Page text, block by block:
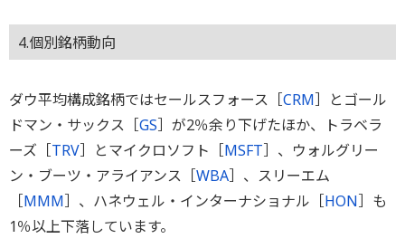
4.個別銘柄動向
ダウ平均構成銘柄ではセールスフォース［CRM］とゴール
ドマン・サックス［GS］が2％余り下げたほか、トラベラ
ーズ［TRV］とマイクロソフト［MSFT］、ウォルグリー
ン・ブーツ・アライアンス［WBA］、スリーエム
［MMM］、ハネウェル・インターナショナル［HON］も
1％以上下落しています。